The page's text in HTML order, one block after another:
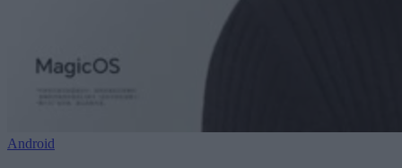
Android